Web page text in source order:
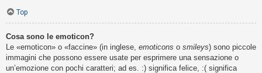
Top
Cosa sono le emoticon?
Le «emoticon» o «faccine» (in inglese, emoticons o smileys) sono piccole
immagini che possono essere usate per esprimere una sensazione o
un’emozione con pochi caratteri; ad es. :) significa felice, :( significa